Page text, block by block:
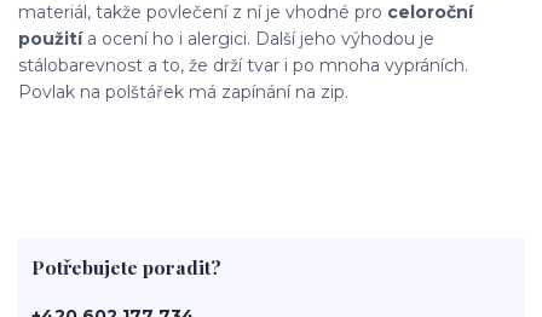
materiál, takže povlečení z ní je vhodné pro celoroční
použitía ocení ho i alergici. Další jeho výhodou je
stálobarevnost a to, že drží tvar i po mnoha vypráních.
Povlak na polštářek má zapínání na zip.
Potřebujete poradit?